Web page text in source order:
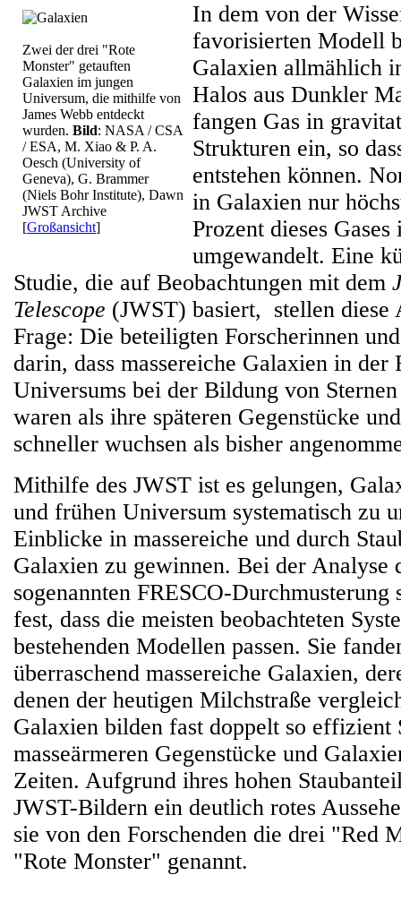
Zwei der drei "Rote
Monster" getauften
Galaxien im jungen
Universum, die mithilfe von
James Webb entdeckt
wurden. Bild: NASA / CSA
/ ESA, M. Xiao & P. A.
Oesch (University of
Geneva), G. Brammer
(Niels Bohr Institute), Dawn
JWST Archive
[Großansicht]
In dem von der
favorisierten Modell
Galaxien allmählich
Halos aus Dunkler
fangen Gas in
Strukturen ein, so
entstehen können.
in Galaxien nur
Prozent dieses Gases
umgewandelt. Eine
Studie, die auf Beobachtungen mit dem
Telescope (JWST) basiert, stellen diese
Frage: Die beteiligten Forscherinnen
darin, dass massereiche Galaxien in der
Universums bei der Bildung von
waren als ihre späteren Gegenstücke
schneller wuchsen als bisher
Mithilfe des JWST ist es gelungen,
und frühen Universum systematisch zu
Einblicke in massereiche und durch
Galaxien zu gewinnen. Bei der Analyse
sogenannten FRESCO-Durchmusterung
fest, dass die meisten beobachteten
bestehenden Modellen passen. Sie
überraschend massereiche Galaxien,
denen der heutigen Milchstraße
Galaxien bilden fast doppelt so effizient
masseärmeren Gegenstücke und
Zeiten. Aufgrund ihres hohen
JWST-Bildern ein deutlich rotes
sie von den Forschenden die drei "Red
"Rote Monster" genannt.